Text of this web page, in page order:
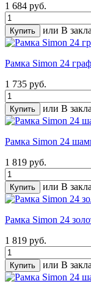
1 684 руб.
или В
Рамка Simon 24
1 735 руб.
или В
Рамка Simon 24
1 819 руб.
или В
Рамка Simon 24
1 819 руб.
или В